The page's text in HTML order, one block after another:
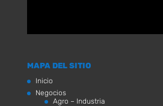
MAPA DEL SITIO
Inicio
Negocios
Agro – Industria